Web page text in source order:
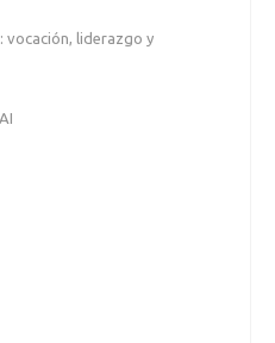
vocación, liderazgo y